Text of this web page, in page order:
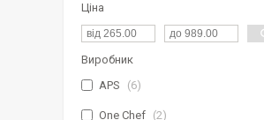
Ціна
Виробник
APS
6
One Chef 2